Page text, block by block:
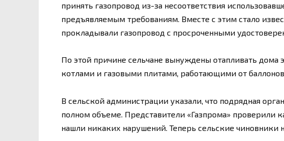
принять газопровод из-за несоответствия
предъявляемым требованиям. Вместе с этим стало
прокладывали газопровод с просроченными
По этой причине сельчане вынуждены отапливать дома
котлами и газовыми плитами, работающими от
В сельской администрации указали, что подрядная
полном объеме. Представители «Газпрома» проверили
нашли никаких нарушений. Теперь сельские чиновники